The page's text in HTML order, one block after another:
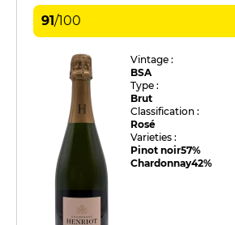
91/100
Vintage :
BSA
Type :
Brut
Classification :
Rosé
Varieties :
Pinot noir57%
Chardonnay42%